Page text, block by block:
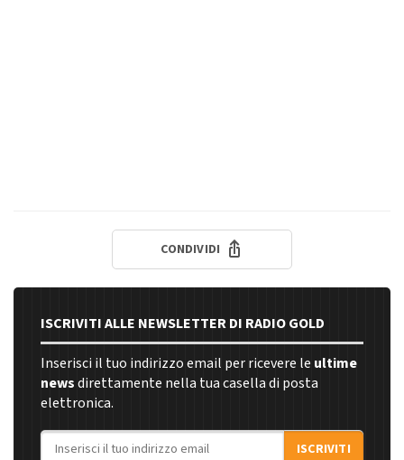
CONDIVIDI
ISCRIVITI ALLE NEWSLETTER DI RADIO GOLD
Inserisci il tuo indirizzo email per ricevere le ultime
newsdirettamente nella tua casella di posta
elettronica.
Indirizzo email
ISCRIVITI